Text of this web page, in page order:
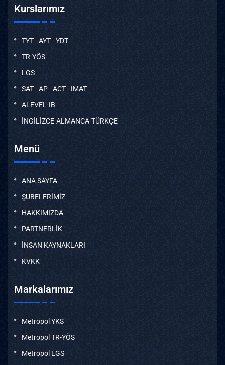
Kurslarımız
TYT - AYT - YDT
TR-YÖS
LGS
SAT - AP - ACT - IMAT
ALEVEL-IB
İNGİLİZCE-ALMANCA-TÜRKÇE
Menü
ANA SAYFA
ŞUBELERİMİZ
HAKKIMIZDA
PARTNERLİK
İNSAN KAYNAKLARI
KVKK
Markalarımız
Metropol YKS
Metropol TR-YÖS
Metropol LGS